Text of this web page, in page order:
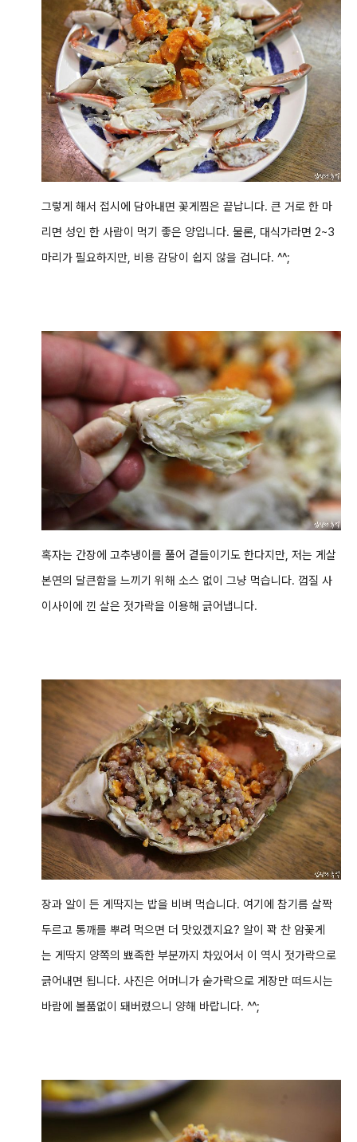
그렇게 해서 접시에 담아내면 꽃게찜은 끝납니다. 큰 거로 한 마
리면 성인 한 사람이 먹기 좋은 양입니다. 물론, 대식가라면 2~3
마리가 필요하지만, 비용 감당이 쉽지 않을 겁니다. ^^;
혹자는 간장에 고추냉이를 풀어 곁들이기도 한다지만, 저는 게살
본연의 달큰함을 느끼기 위해 소스 없이 그냥 먹습니다. 껍질 사
이사이에 낀 살은 젓가락을 이용해 긁어냅니다.
장과 알이 든 게딱지는 밥을 비벼 먹습니다. 여기에 참기름 살짝
두르고 통깨를 뿌려 먹으면 더 맛있겠지요? 알이 꽉 찬 암꽃게
는 게딱지 양쪽의 뾰족한 부분까지 차있어서 이 역시 젓가락으로
긁어내면 됩니다. 사진은 어머니가 숟가락으로 게장만 떠드시는
바람에 볼품없이 돼버렸으니 양해 바랍니다. ^^;